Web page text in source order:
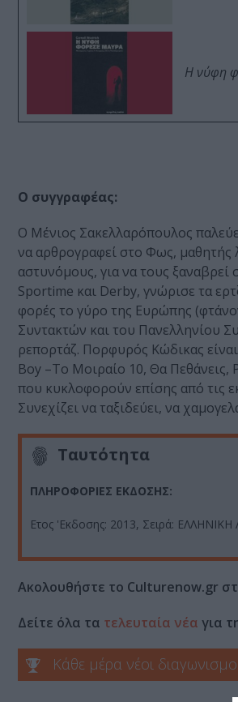
Η νύφη
Ο συγγραφέας:
Ο Μένιος Σακελλαρόπουλος
να αρθρογραφεί στο Φως, μαθητής
αστυνόμους, για να τους
Sportime και Derby, γνώρισε τα
φορές το γύρο της Ευρώπης
Συντακτών και του Πανελληνίου
ρεπορτάζ. Πορφυρός Κώδικας
Boy –Το Μοιραίο 10, Θα
που κυκλοφορούν επίσης από τις
Συνεχίζει να ταξιδεύει, να
Ταυτότητα
ΠΛΗΡΟΦΟΡΙΕΣ ΕΚΔΟΣΗΣ:
Ετος 'Εκδοσης: 2013, Σειρά:
Ακολουθήστε το Culturenow.gr
Δείτε όλα τα τελευταία νέα για
Κάθε μέρα νέοι